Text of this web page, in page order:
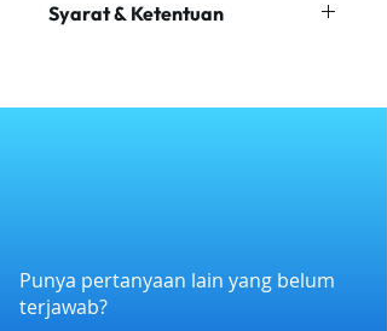
Syarat & Ketentuan
Promo tidak dapat digabungkan
Punya pertanyaan lain yang belum
terjawab?